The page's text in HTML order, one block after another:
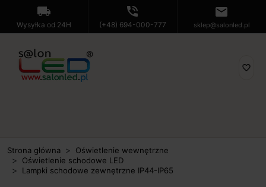
local_shipping
Wysyłka od 24H
phone_in_talk
(+48) 694-000-777
mail
sklep@salonled.pl
favorite_border
Strona główna
Oświetlenie wewnętrzne
Oświetlenie schodowe LED
Lampki schodowe zewnętrzne IP44-IP65